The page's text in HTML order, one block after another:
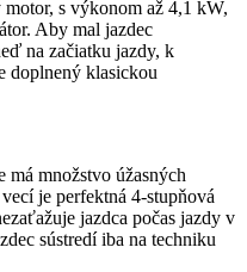
s výkonom až 4,1 kW,
Aby mal jazdec
na začiatku jazdy, k
doplnený klasickou
má množstvo úžasných
je perfektná 4-stupňová
jazdca počas jazdy v
sústredí iba na techniku